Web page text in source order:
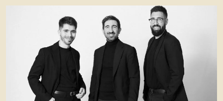
FOTOGRAFÍA
SOBRE NOSOTROS